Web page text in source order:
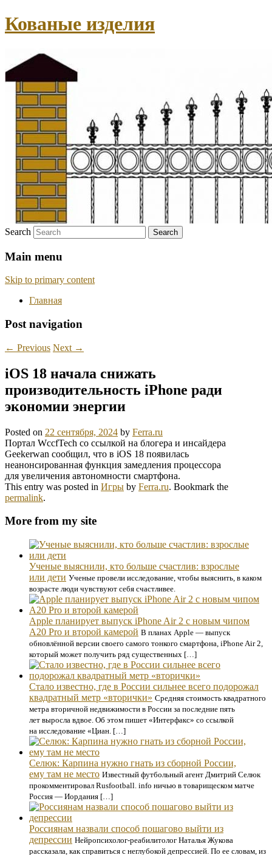
Кованые изделия
Search
Main menu
Skip to primary content
Главная
Post navigation
← Previous Next →
iOS 18 начала снижать
производительность iPhone ради
экономии энергии
Posted on 22 сентября, 2024 by Ferra.ru
Портал WccfTech со ссылкой на блогера и инсайдера
Geekerwan сообщил, что в iOS 18 появилась
неанонсированная функция замедления процессора
для увеличения автономности смартфона.
This entry was posted in Игры by Ferra.ru. Bookmark the
permalink.
More from my site
Ученые выяснили, кто больше счастлив: взрослые
или дети Ученые провели исследование, чтобы выяснить, в каком
возрасте люди чувствуют себя счастливее.
Apple планирует выпуск iPhone Air 2 с новым чипом
A20 Pro и второй камерой В планах Apple — выпуск
обновлённой версии своего самого тонкого смартфона, iPhone Air 2,
который может получить ряд существенных […]
Стало известно, где в России сильнее всего подорожал
квадратный метр «вторички» Средняя стоимость квадратного
метра вторичной недвижимости в России за последние пять
лет выросла вдвое. Об этом пишет «Интерфакс» со ссылкой
на исследование «Циан. […]
Селюк: Карпина нужно гнать из сборной России,
ему там не место Известный футбольный агент Дмитрий Селюк
прокомментировал Rusfootball. info ничью в товарищеском матче
Россия — Иордания […]
Россиянам назвали способ пошагово выйти из
депрессии Нейропсихолог-реабилитолог Наталья Жукова
рассказала, как справиться с неглубокой депрессией. По ее словам, из